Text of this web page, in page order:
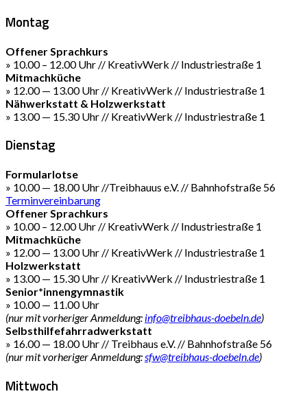
Montag
Offener Sprachkurs
» 10.00 – 12.00 Uhr // KreativWerk // Industriestraße 1
Mitmachküche
» 12.00 — 13.00 Uhr // KreativWerk // Industriestraße 1
Nähwerkstatt & Holzwerkstatt
» 13.00 — 15.30 Uhr // KreativWerk // Industriestraße 1
Dienstag
Formularlotse
» 10.00 — 18.00 Uhr //Treibhauus e.V. // Bahnhofstraße 56
Terminvereinbarung
Offener Sprachkurs
» 10.00 – 12.00 Uhr // KreativWerk // Industriestraße 1
Mitmachküche
» 12.00 — 13.00 Uhr // KreativWerk // Industriestraße 1
Holzwerkstatt
» 13.00 — 15.30 Uhr // KreativWerk // Industriestraße 1
Senior*innengymnastik
» 10.00 — 11.00 Uhr
(nur mit vorheriger Anmeldung: info@treibhaus-doebeln.de)
Selbsthilfefahrradwerkstatt
» 16.00 — 18.00 Uhr // Treibhaus e.V. // Bahnhofstraße 56
(nur mit vorheriger Anmeldung:sfw@treibhaus-doebeln.de)
Mittwoch